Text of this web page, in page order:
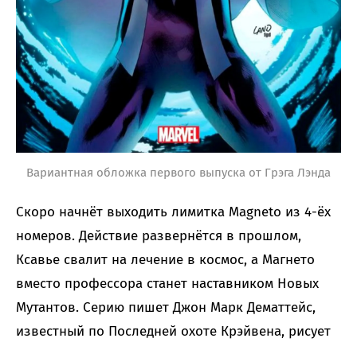
Вариантная обложка первого выпуска от Грэга Лэнда
Скоро начнёт выходить лимитка Magneto из 4-ёх
номеров. Действие развернётся в прошлом,
Ксавье свалит на лечение в космос, а Магнето
вместо профессора станет наставником Новых
Мутантов. Серию пишет Джон Марк Дематтейс,
известный по Последней охоте Крэйвена, рисует